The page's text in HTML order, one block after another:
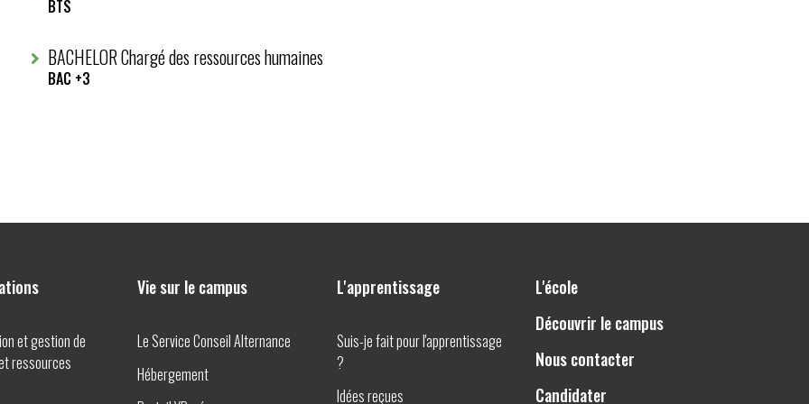
BTS
BACHELOR Chargé des ressources humaines
BAC +3
et gestion de
ressources
Vie sur le campus
M
e
n
u
Le Service Conseil Alternance
Hébergement
L'apprentissage
M
e
n
p
Suis-je fait pour l'apprentissage
?
Idées reçues
L'école
Découvrir le campus
Nous contacter
Candidater